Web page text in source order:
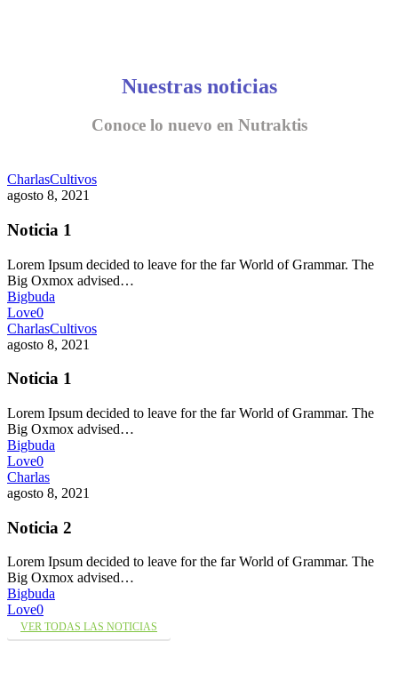
Nuestras noticias
Conoce lo nuevo en Nutraktis
CharlasCultivos
agosto 8, 2021
Noticia 1
Lorem Ipsum decided to leave for the far World of Grammar. The
Big Oxmox advised…
Bigbuda
Love0
CharlasCultivos
agosto 8, 2021
Noticia 1
Lorem Ipsum decided to leave for the far World of Grammar. The
Big Oxmox advised…
Bigbuda
Love0
Charlas
agosto 8, 2021
Noticia 2
Lorem Ipsum decided to leave for the far World of Grammar. The
Big Oxmox advised…
Bigbuda
Love0
VER TODAS LAS NOTICIAS